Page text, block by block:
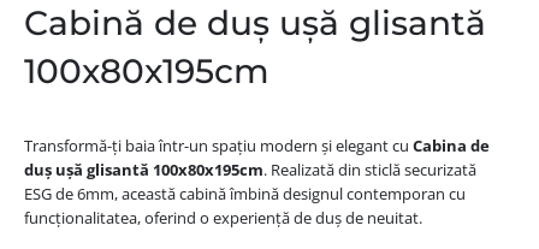
Cabină de duș ușă glisantă
100x80x195cm
Transformă-ți baia într-un spațiu modern și elegant cu Cabina de
duș ușă glisantă 100x80x195cm. Realizată din sticlă securizată
ESG de 6mm, această cabină îmbină designul contemporan cu
funcționalitatea, oferind o experiență de duș de neuitat.